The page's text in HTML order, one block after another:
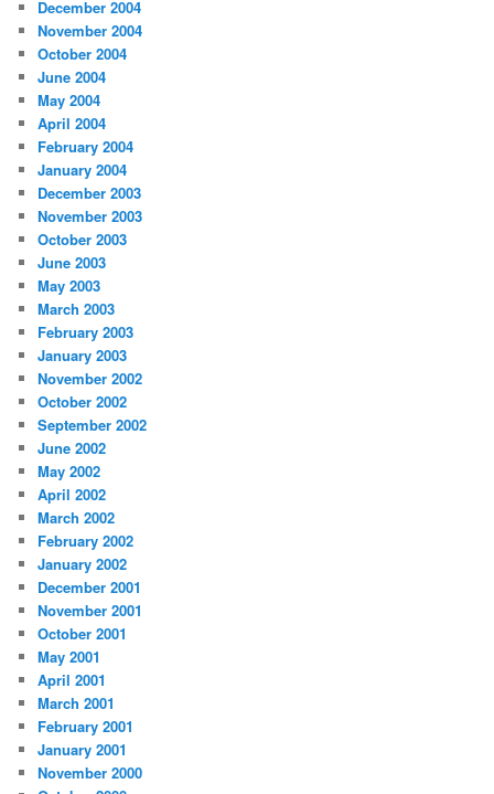
December 2004
November 2004
October 2004
June 2004
May 2004
April 2004
February 2004
January 2004
December 2003
November 2003
October 2003
June 2003
May 2003
March 2003
February 2003
January 2003
November 2002
October 2002
September 2002
June 2002
May 2002
April 2002
March 2002
February 2002
January 2002
December 2001
November 2001
October 2001
May 2001
April 2001
March 2001
February 2001
January 2001
November 2000